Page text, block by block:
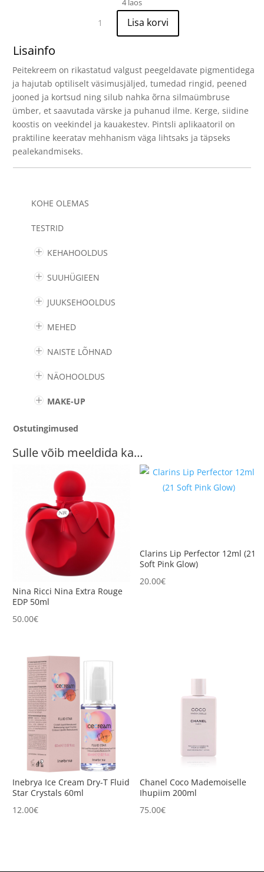
oli:
12.00€.
is:
4 laos
Perfect
(Neutral
Light)
kogus
Lisa korvi
Lisainfo
Peitekreem on rikastatud valgust peegeldavate pigmentidega
ja hajutab optiliselt väsimusjäljed, tumedad ringid, peened
jooned ja kortsud ning silub nahka õrna silmaümbruse
ümber, et saavutada värske ja puhanud ilme. Kerge, siidine
koostis on veekindel ja kauakestev. Pintsli aplikaatoril on
praktiline keeratav mehhanism väga lihtsaks ja täpseks
pealekandmiseks.
KOHE OLEMAS
TESTRID
KEHAHOOLDUS
SUUHÜGIEEN
JUUKSEHOOLDUS
MEHED
NAISTE LÕHNAD
NÄOHOOLDUS
MAKE-UP
Ostutingimused
Sulle võib meeldida ka…
Nina Ricci Nina Extra Rouge
EDP 50ml
50.00€
Clarins Lip Perfector 12ml (21
Soft Pink Glow)
20.00€
Inebrya Ice Cream Dry-T Fluid
Star Crystals 60ml
12.00€
Chanel Coco Mademoiselle
Ihupiim 200ml
75.00€